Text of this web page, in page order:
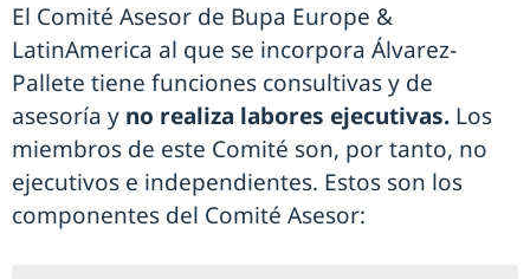
El Comité Asesor de Bupa Europe &
LatinAmerica al que se incorpora Álvarez-
Pallete tiene funciones consultivas y de
asesoría y no realiza labores ejecutivas. Los
miembros de este Comité son, por tanto, no
ejecutivos e independientes. Estos son los
componentes del Comité Asesor: